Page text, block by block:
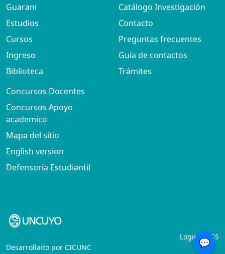
Guarani
Estudios
Cursos
Ingreso
Biblioteca
Catálogo Investigación
Contacto
Preguntas frecuentes
Guía de contactos
Trámites
Concursos Docentes
Concursos Apoyo
academico
Mapa del sitio
English version
Defensoría Estudiantil
Login
RSS
Desarrollado por CICUNC 💬